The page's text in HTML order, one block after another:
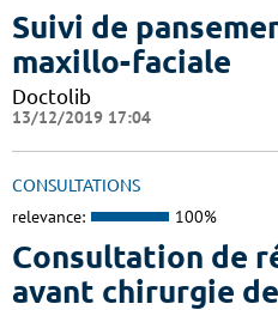
Suivi de
maxillo-faciale
Doctolib
13/12/2019 17:04
CONSULTATIONS
relevance: 100%
Consultation de
avant chirurgie